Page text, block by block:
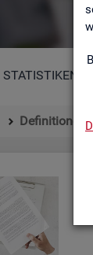
STATISTIKEN
Definitionen